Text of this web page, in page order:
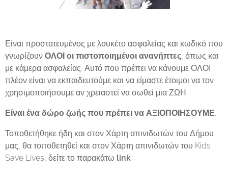
Είναι προστατευμένος με λουκέτο ασφαλείας και κωδικό που
γνωρίζουν ΟΛΟΙ οι πιστοποιημένοι ανανήπτες, όπως και
με κάμερα ασφαλείας. Αυτό που πρέπει να κάνουμε ΟΛΟΙ
πλέον είναι να εκπαιδευτούμε και να είμαστε έτοιμοι να τον
χρησιμοποιήσουμε αν χρειαστεί να σωθεί μια ΖΩΗ.
Είναι ένα δώρο ζωής που πρέπει να ΑΞΙΟΠΟΙΗΣΟΥΜΕ.
Τοποθετήθηκε ήδη και στον Χάρτη απινιδωτών του Δήμου
μας, θα τοποθετηθεί και στον Χάρτη απινιδωτών του Kids
Save Lives, δείτε το παρακάτω link